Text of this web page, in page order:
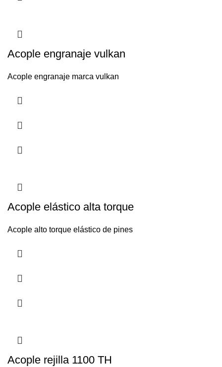
Acople engranaje vulkan
Acople engranaje marca vulkan
Acople elástico alta torque
Acople alto torque elástico de pines
Acople rejilla 1100 TH